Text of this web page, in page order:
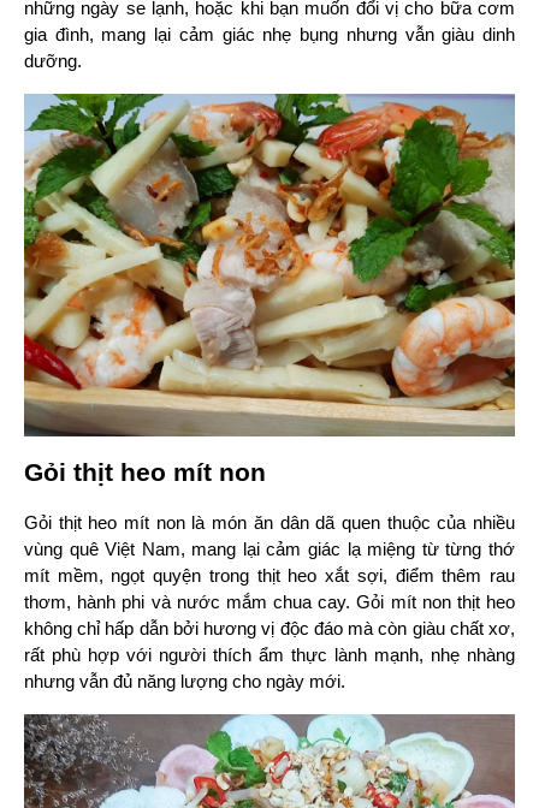
những ngày se lạnh, hoặc khi bạn muốn đổi vị cho bữa cơm
gia đình, mang lại cảm giác nhẹ bụng nhưng vẫn giàu dinh
dưỡng.
Gỏi thịt heo mít non
Gỏi thịt heo mít non là món ăn dân dã quen thuộc của nhiều
vùng quê Việt Nam, mang lại cảm giác lạ miệng từ từng thớ
mít mềm, ngọt quyện trong thịt heo xắt sợi, điểm thêm rau
thơm, hành phi và nước mắm chua cay. Gỏi mít non thịt heo
không chỉ hấp dẫn bởi hương vị độc đáo mà còn giàu chất xơ,
rất phù hợp với người thích ẩm thực lành mạnh, nhẹ nhàng
nhưng vẫn đủ năng lượng cho ngày mới.